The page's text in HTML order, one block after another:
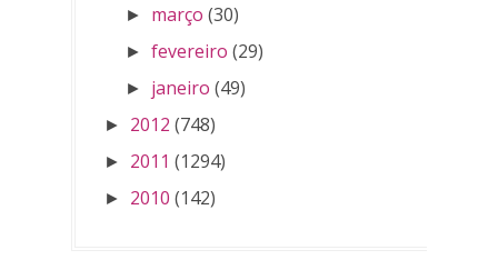
► março (30)
►fevereiro (29)
► janeiro (49)
► 2012 (748)
► 2011 (1294)
► 2010 (142)